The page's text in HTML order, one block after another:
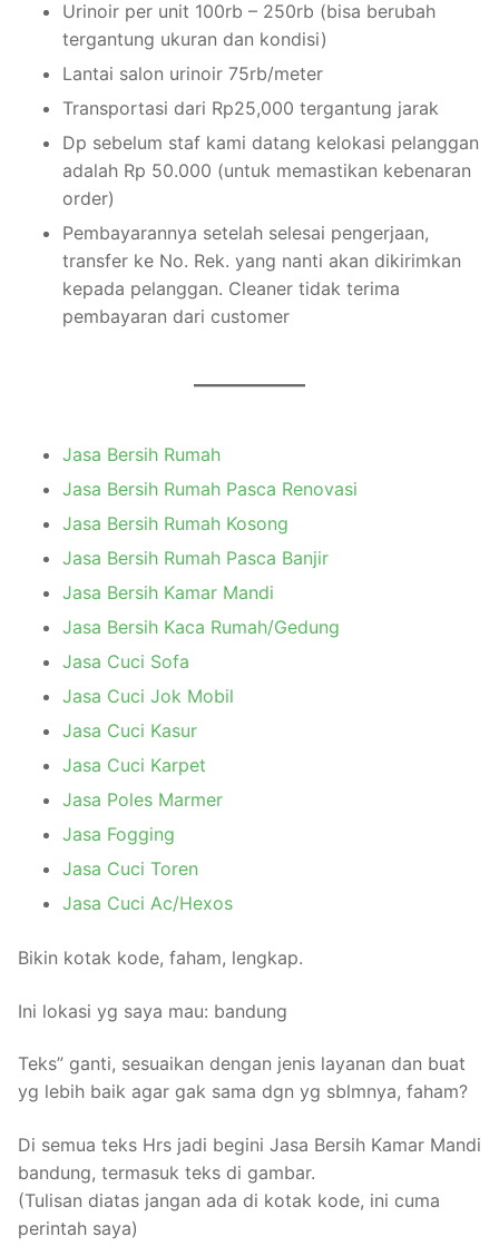
Urinoir per unit 100rb – 250rb (bisa berubah
tergantung ukuran dan kondisi)
Lantai salon urinoir 75rb/meter
Transportasi dari Rp25,000 tergantung jarak
Dp sebelum staf kami datang kelokasi pelanggan
adalah Rp 50.000 (untuk memastikan kebenaran
order)
Pembayarannya setelah selesai pengerjaan,
transfer ke No. Rek. yang nanti akan dikirimkan
kepada pelanggan. Cleaner tidak terima
pembayaran dari customer
Jasa Bersih Rumah
Jasa Bersih Rumah Pasca Renovasi
Jasa Bersih Rumah Kosong
Jasa Bersih Rumah Pasca Banjir
Jasa Bersih Kamar Mandi
Jasa Bersih Kaca Rumah/Gedung
Jasa Cuci Sofa
Jasa Cuci Jok Mobil
Jasa Cuci Kasur
Jasa Cuci Karpet
Jasa Poles Marmer
Jasa Fogging
Jasa Cuci Toren
Jasa Cuci Ac/Hexos
Bikin kotak kode, faham, lengkap.
Ini lokasi yg saya mau: bandung
Teks” ganti, sesuaikan dengan jenis layanan dan buat
yg lebih baik agar gak sama dgn yg sblmnya, faham?
Di semua teks Hrs jadi begini Jasa Bersih Kamar Mandi
bandung, termasuk teks di gambar.
(Tulisan diatas jangan ada di kotak kode, ini cuma
perintah saya)